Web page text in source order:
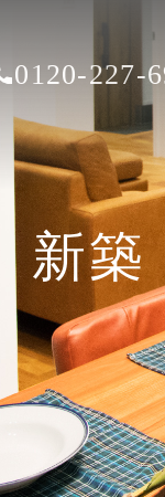
0120-227-
新築